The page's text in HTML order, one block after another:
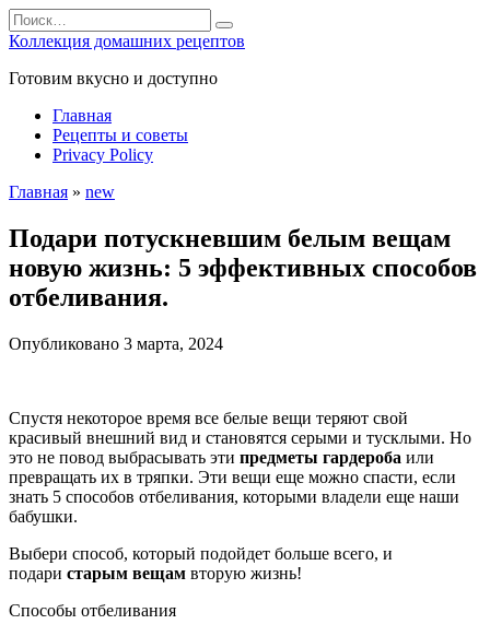
Перейти
к
содержанию
Search
for:
Коллекция домашних рецептов
Готовим вкусно и доступно
Главная
Рецепты и советы
Privacy Policy
Главная » new
Подари потускневшим белым вещам
новую жизнь: 5 эффективных способов
отбеливания.
Опубликовано 3 марта, 2024
Спустя некоторое время все белые вещи теряют свой
красивый внешний вид и становятся серыми и тусклыми. Но
это не повод выбрасывать эти предметы гардероба или
превращать их в тряпки. Эти вещи еще можно спасти, если
знать 5 способов отбеливания, которыми владели еще наши
бабушки.
Выбери способ, который подойдет больше всего, и
подари старым вещам вторую жизнь!
Способы отбеливания